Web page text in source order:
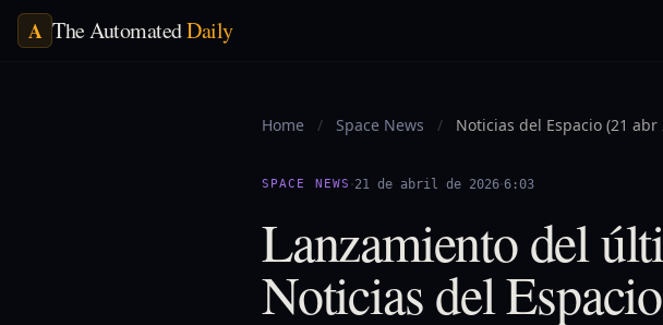
A The AutomatedDaily
Home / Space News / Noticias del Espacio (21 abr
SPACE NEWS ·21 de abril de 2026·6:03
Lanzamiento del
Noticias del